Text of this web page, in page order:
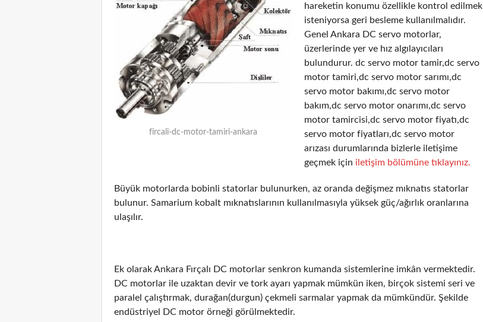
fircali-dc-motor-tamiri-ankara
hareketin konumu özellikle kontrol edilmek
isteniyorsa geri besleme kullanılmalıdır.
Genel Ankara DC servo motorlar,
üzerlerinde yer ve hız algılayıcıları
bulundurur. dc servo motor tamir,dc servo
motor tamiri,dc servo motor sarımı,dc
servo motor bakımı,dc servo motor
bakım,dc servo motor onarımı,dc servo
motor tamircisi,dc servo motor fiyatı,dc
servo motor fiyatları,dc servo motor
arızası durumlarında bizlerle iletişime
geçmek için iletişim bölümüne tıklayınız.
Büyük motorlarda bobinli statorlar bulunurken, az oranda değişmez mıknatıs statorlar
bulunur. Samarium kobalt mıknatıslarının kullanılmasıyla yüksek güç/ağırlık oranlarına
ulaşılır.
Ek olarak Ankara Fırçalı DC motorlar senkron kumanda sistemlerine imkân vermektedir.
DC motorlar ile uzaktan devir ve tork ayarı yapmak mümkün iken, birçok sistemi seri ve
paralel çalıştırmak, durağan(durgun) çekmeli sarmalar yapmak da mümkündür. Şekilde
endüstriyel DC motor örneği görülmektedir.